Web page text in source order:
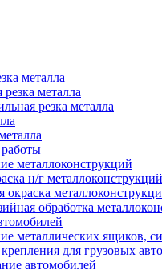
металла
металла
резка металла
металлоконструкций
н/г металлоконструкций
окраска
обработка
металлических ящиков,
для грузовых
автомобилей